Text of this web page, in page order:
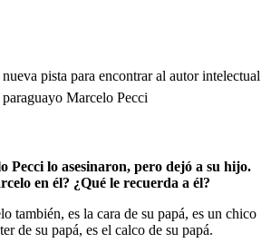
pista para encontrar al autor intelectual
Marcelo Pecci
lo asesinaron, pero dejó a su hijo.
en él? ¿Qué le recuerda a él?
también, es la cara de su papá, es un chico
de su papá, es el calco de su papá.